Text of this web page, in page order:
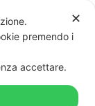
turismo
✕
premendo i
accettare.